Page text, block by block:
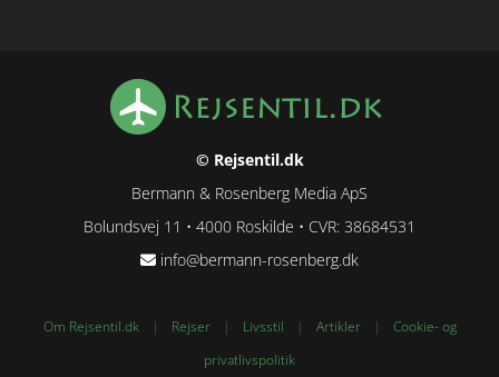
© Rejsentil.dk
Bermann & Rosenberg Media ApS
Bolundsvej 11 • 4000 Roskilde • CVR: 38684531
info@bermann-rosenberg.dk
Om Rejsentil.dk | Rejser | Livsstil | Artikler |
Cookie- og
privatlivspolitik